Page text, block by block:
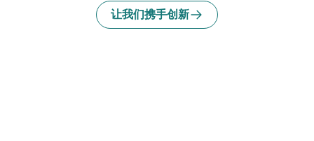
让我们携手创新